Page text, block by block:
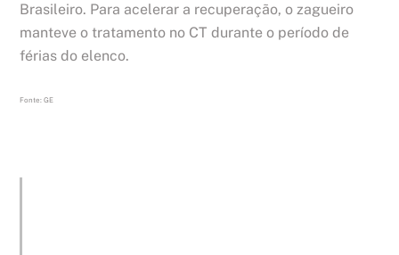
Brasileiro. Para acelerar a recuperação, o zagueiro
manteve o tratamento no CT durante o período de
férias do elenco.
Fonte: GE